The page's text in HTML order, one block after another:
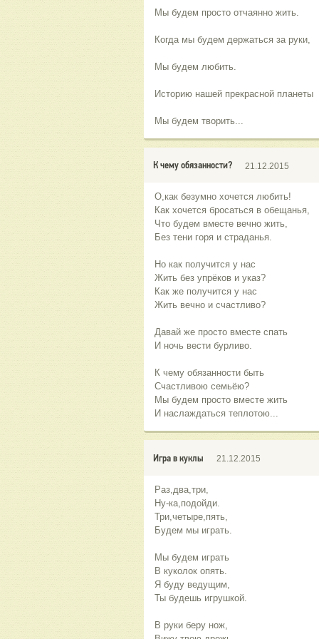
Мы будем просто отчаянно жить.
Когда мы будем держаться за руки,
Мы будем любить.
Историю нашей прекрасной планеты
Мы будем творить...
К чему обязанности? 21.12.2015
О,как безумно хочется любить!
Как хочется бросаться в обещанья,
Что будем вместе вечно жить,
Без тени горя и страданья.
Но как получится у нас
Жить без упрёков и указ?
Как же получится у нас
Жить вечно и счастливо?
Давай же просто вместе спать
И ночь вести бурливо.
К чему обязанности быть
Счастливою семьёю?
Мы будем просто вместе жить
И наслаждаться теплотою...
Игра в куклы 21.12.2015
Раз,два,три,
Ну-ка,подойди.
Три,четыре,пять,
Будем мы играть.
Мы будем играть
В куколок опять.
Я буду ведущим,
Ты будешь игрушкой.
В руки беру нож,